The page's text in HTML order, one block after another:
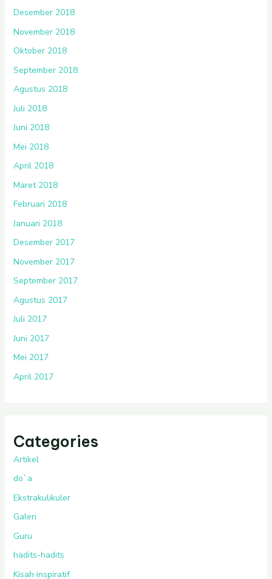
Desember 2018
November 2018
Oktober 2018
September 2018
Agustus 2018
Juli 2018
Juni 2018
Mei 2018
April 2018
Maret 2018
Februari 2018
Januari 2018
Desember 2017
November 2017
September 2017
Agustus 2017
Juli 2017
Juni 2017
Mei 2017
April 2017
Categories
Artikel
do`a
Ekstrakulikuler
Galeri
Guru
hadits-hadits
Kisah inspiratif